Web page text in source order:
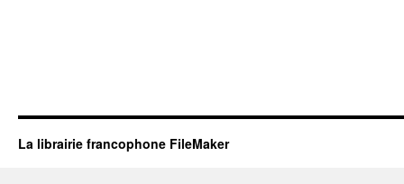
La librairie francophone FileMaker